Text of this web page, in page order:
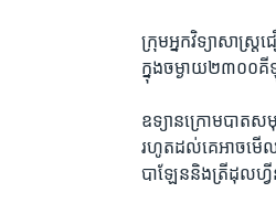
ក្រុម​អ្នក​វិទ្យាសាស្
ក្នុង​ចម្ងាយ​២៣០០​គី
ឧទ្យាន​ក្រោម​បាត​ស
រហូត​ដល់​គេ​អាច​មើល​
បាឡែន​និង​ត្រី​ដុលហ្វី